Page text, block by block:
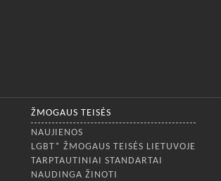
ŽMOGAUS TEISĖS
NAUJIENOS
LGBT* ŽMOGAUS TEISĖS LIETUVOJE
TARPTAUTINIAI STANDARTAI
NAUDINGA ŽINOTI